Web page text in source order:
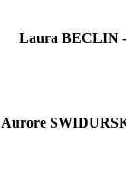
Laura BECLIN
Aurore